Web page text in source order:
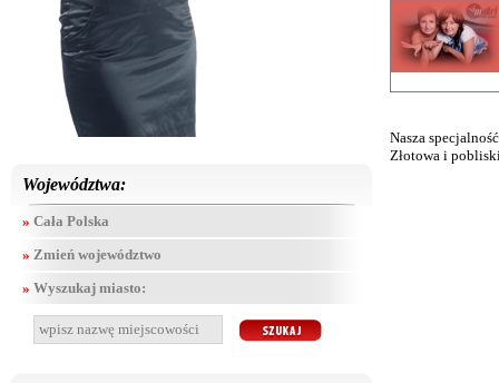
Województwa:
» Cała Polska
» Zmień województwo
» Wyszukaj miasto:
Nasza
Złotowa i